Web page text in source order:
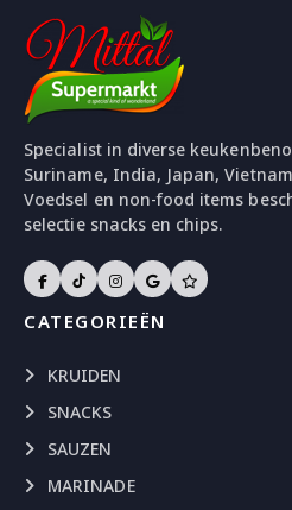
Specialist in diverse
Suriname, India, Japan,
Voedsel en non-food items
selectie snacks en chips.
CATEGORIEËN
KRUIDEN
SNACKS
SAUZEN
MARINADE